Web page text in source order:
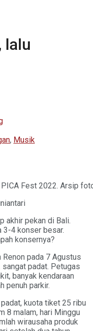
lalu
, Musik
Fest 2022. Arsip
akhir pekan di Bali.
3-4 konser besar.
konsernya?
Renon pada 7 Agustus
padat. Petugas
banyak kendaraan
penuh parkir.
kuota tiket 25 ribu
8 malam, hari Minggu
wirausaha produk